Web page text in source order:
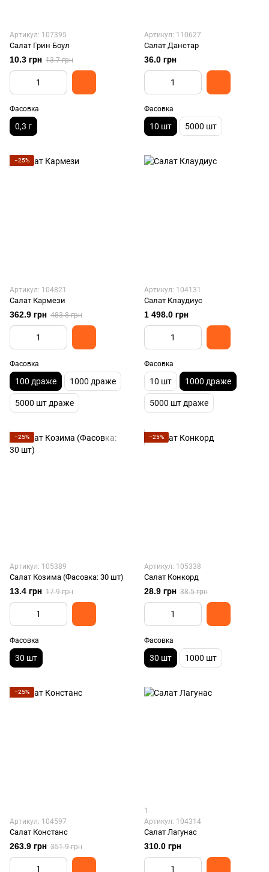
Артикул: 107395
Салат Грин Боул
10.3 грн 13.7 грн
Фасовка
0,3 г
Артикул: 110627
Салат Данстар
36.0 грн
Фасовка
10 шт 5000 шт
−25%
Артикул: 104821
Салат Кармези
362.9 грн 483.8 грн
Фасовка
100 драже 1000 драже
5000 шт драже
Артикул: 104131
Салат Клаудиус
1 498.0 грн
Фасовка
10 шт 1000 драже
5000 шт драже
−25%
Артикул: 105389
Салат Козима (Фасовка: 30 шт)
13.4 грн 17.9 грн
Фасовка
30 шт
−25%
Артикул: 105338
Салат Конкорд
28.9 грн 38.5 грн
Фасовка
30 шт 1000 шт
−25%
Артикул: 104597
Салат Констанс
263.9 грн 351.9 грн
1
Артикул: 104314
Салат Лагунас
310.0 грн